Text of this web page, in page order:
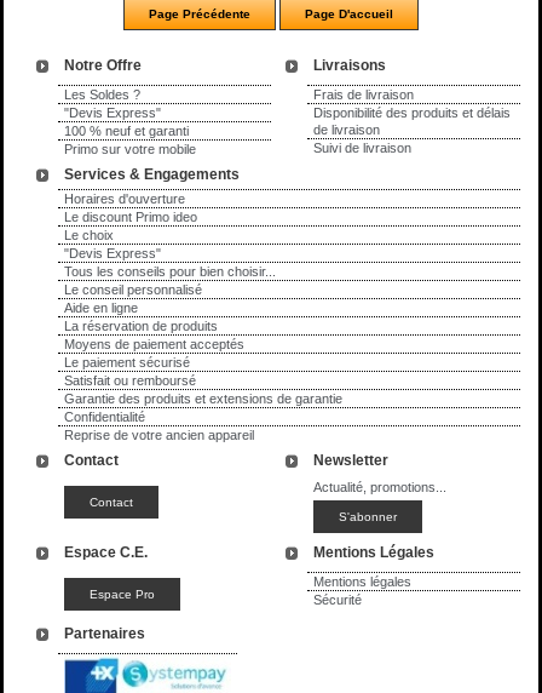
Notre Offre
Les Soldes ?
"Devis Express"
100 % neuf et garanti
Primo sur votre mobile
Livraisons
Frais de livraison
Disponibilité des produits et délais
de livraison
Suivi de livraison
Services & Engagements
Horaires d'ouverture
Le discount Primo ideo
Le choix
"Devis Express"
Tous les conseils pour bien choisir...
Le conseil personnalisé
Aide en ligne
La réservation de produits
Moyens de paiement acceptés
Le paiement sécurisé
Satisfait ou remboursé
Garantie des produits et extensions de garantie
Confidentialité
Reprise de votre ancien appareil
Contact Newsletter
Actualité, promotions...
Espace C.E. Mentions Légales
Mentions légales
Sécurité
Partenaires